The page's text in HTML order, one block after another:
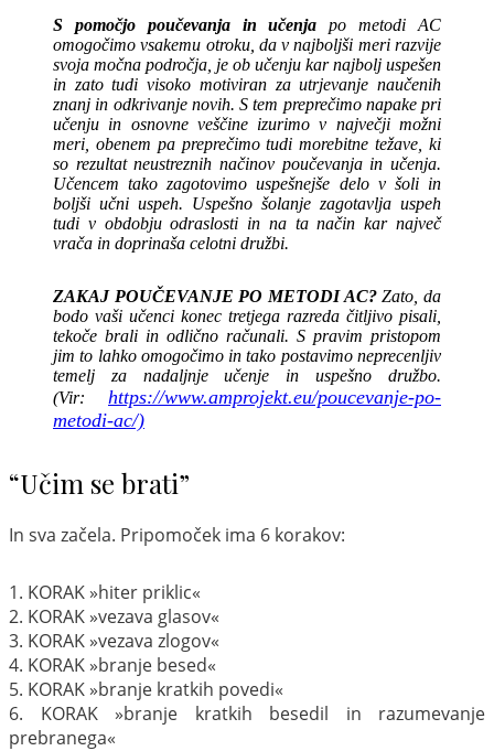
S pomočjo poučevanja in učenja po metodi AC
omogočimo vsakemu otroku, da v najboljši meri razvije
svoja močna področja, je ob učenju kar najbolj uspešen
in zato tudi visoko motiviran za utrjevanje naučenih
znanj in odkrivanje novih. S tem preprečimo napake pri
učenju in osnovne veščine izurimo v največji možni
meri, obenem pa preprečimo tudi morebitne težave, ki
so rezultat neustreznih načinov poučevanja in učenja.
Učencem tako zagotovimo uspešnejše delo v šoli in
boljši učni uspeh. Uspešno šolanje zagotavlja uspeh
tudi v obdobju odraslosti in na ta način kar največ
vrača in doprinaša celotni družbi.
ZAKAJ POUČEVANJE PO METODI AC?Zato, da
bodo vaši učenci konec tretjega razreda čitljivo pisali,
tekoče brali in odlično računali. S pravim pristopom
jim to lahko omogočimo in tako postavimo neprecenljiv
temelj za nadaljnje učenje in uspešno družbo.
(Vir: https://www.amprojekt.eu/poucevanje-po-
metodi-ac/)
“Učim se brati”
In sva začela. Pripomoček ima 6 korakov:
1. KORAK »hiter priklic«
2. KORAK »vezava glasov«
3. KORAK »vezava zlogov«
4. KORAK »branje besed«
5. KORAK »branje kratkih povedi«
6. KORAK »branje kratkih besedil in razumevanje
prebranega«